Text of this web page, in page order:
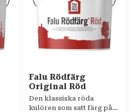
Falu Rödfärg
Original Röd
Den klassiska röda
kulören som satt färg på